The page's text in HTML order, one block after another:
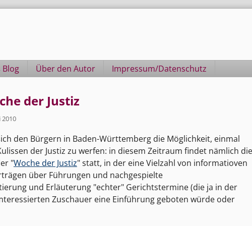
Blog Über den Autor Impressum/Datenschutz
der Justiz
2010
den Bürgern in Baden-Württemberg die Möglichkeit, einmal
der Justiz zu werfen: in diesem Zeitraum findet nämlich die
"Woche der Justiz" statt, in der eine Vielzahl von informatioven
über Führungen und nachgespielte
und Erläuterung "echter" Gerichtstermine (die ja in der
Zuschauer eine Einführung geboten würde oder